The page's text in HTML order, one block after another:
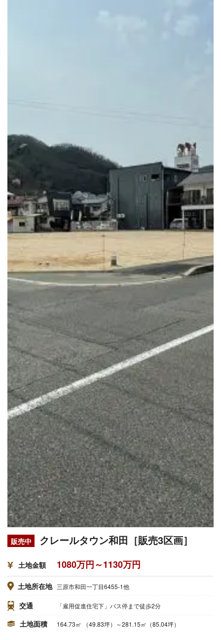
販売中 クレールタウン和田［販売3区画］
土地金額 1080万円～1130万円
土地所在地 三原市和田一丁目6455-1他
交通 「雇用促進住宅下」バス停まで徒歩2分
土地面積 164.73㎡ （49.83坪）～281.15㎡（85.04坪）